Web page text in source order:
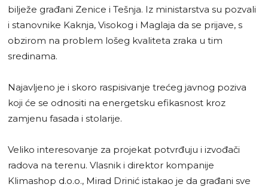
bilježe građani Zenice i Tešnja. Iz ministarstva su pozvali
i stanovnike Kaknja, Visokog i Maglaja da se prijave, s
obzirom na problem lošeg kvaliteta zraka u tim
sredinama.
Najavljeno je i skoro raspisivanje trećeg javnog poziva
koji će se odnositi na energetsku efikasnost kroz
zamjenu fasada i stolarije.
Veliko interesovanje za projekat potvrđuju i izvođači
radova na terenu. Vlasnik i direktor kompanije
Klimashop d.o.o., Mirad Drinić istakao je da građani sve